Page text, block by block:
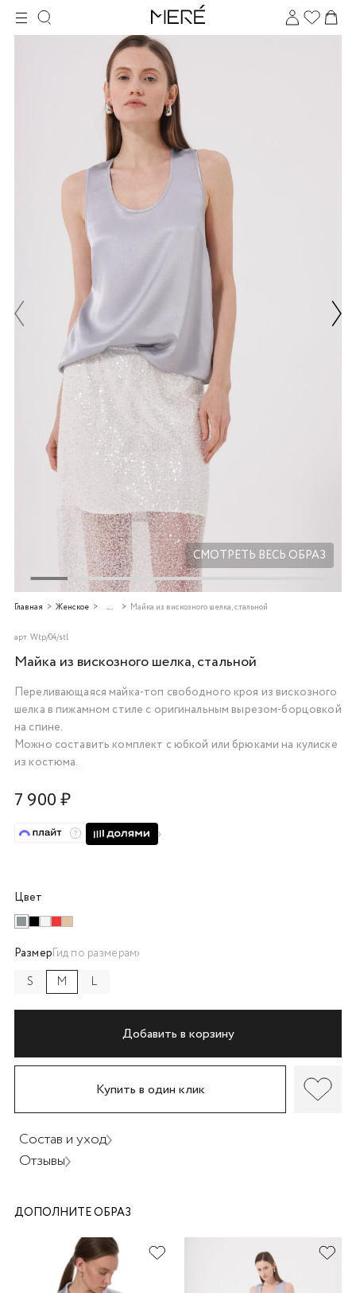
СМОТРЕТЬ ВЕСЬ ОБРАЗ
Главная Женское ... Майка из вискозного шелка, стальной
арт.Wtp/04/stl
Майка из вискозного шелка, стальной
Переливающаяся майка-топ свободного кроя из вискозного
шелка в пижамном стиле с оригинальным вырезом-борцовкой
на спине.
Можно составить комплект с юбкой или брюками на кулиске
из костюма.
7 900 ₽
Цвет
РазмерГид по размерам
S
M L
Добавить в корзину
Купить в один клик
Состав и уход
Отзывы
Для клиентов всех банков
на части
без переплат
График платежей
Добавляйте товары
в корзину
Оплачивайте сегодня только
25
% картой любого банка
Получайте товар
выбранный способом
Оставшиеся75% будут
списыватьсяс вашей карты
по
Подробнее
об оплате Плайтом
8 800 302-02-51
ДОПОЛНИТЕ ОБРАЗ